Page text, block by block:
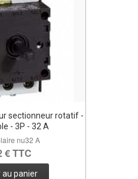
sectionneur rotatif -
- 3P - 32 A
nu32 A
€ TTC
au panier